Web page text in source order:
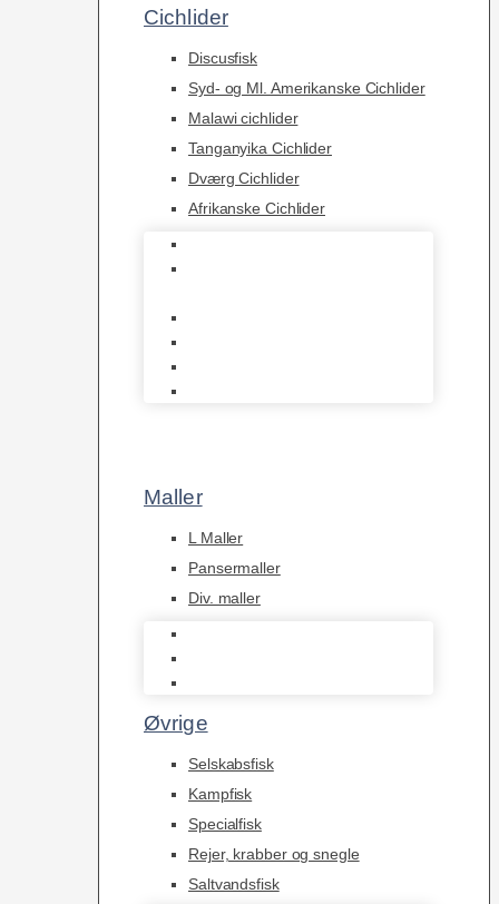
Cichlider
Discusfisk
Syd- og Ml. Amerikanske Cichlider
Malawi cichlider
Tanganyika Cichlider
Dværg Cichlider
Afrikanske Cichlider
Maller
L Maller
Pansermaller
Div. maller
Øvrige
Selskabsfisk
Kampfisk
Specialfisk
Rejer, krabber og snegle
Saltvandsfisk